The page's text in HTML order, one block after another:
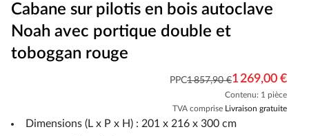
Cabane sur pilotis en bois autoclave
Noah avec portique double et
toboggan rouge
PPC1 857,90 €1 269,00 €
Contenu: 1 pièce
TVA comprise Livraison gratuite
Dimensions (L x P x H) : 201 x 216 x 300 cm